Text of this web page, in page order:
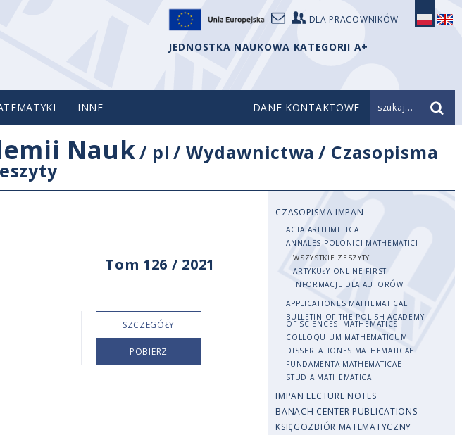
DLA PRACOWNIKÓW
JEDNOSTKA NAUKOWA KATEGORII A+
INNE DANE KONTAKTOWE szukaj...
Nauk/ pl /Wydawnictwa / Czasopisma
Tom 126 / 2021
SZCZEGÓŁY
POBIERZ
CZASOPISMA IMPAN
ACTA ARITHMETICA
ANNALES POLONICI MATHEMATICI
WSZYSTKIE ZESZYTY
ARTYKUŁY ONLINE FIRST
INFORMACJE DLA AUTORÓW
APPLICATIONES MATHEMATICAE
BULLETIN OF THE POLISH ACADEMY
OF SCIENCES. MATHEMATICS
COLLOQUIUM MATHEMATICUM
DISSERTATIONES MATHEMATICAE
FUNDAMENTA MATHEMATICAE
STUDIA MATHEMATICA
IMPAN LECTURE NOTES
BANACH CENTER PUBLICATIONS
KSIĘGOZBIÓR MATEMATYCZNY